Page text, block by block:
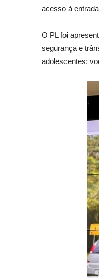
acesso à
O PL foi
segurança e
adolescentes: